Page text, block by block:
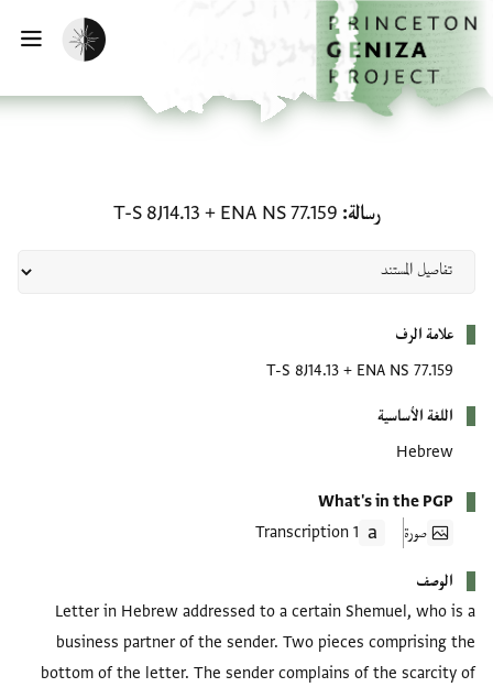
إلى المحتوى الرئيسي
الرئيسية
تفعيل الوضع المظلم
رسالة ENA NS 77.159
+
T-S 8J14.13
علامة الرف
ENA NS 77.159
+
T-S 8J14.13
اللغة الأساسية
Hebrew
What's in the PGP
صورة
1 Transcription
الوصف
Letter in Hebrew addressed to a certain Shemuel, who is a
business partner of the sender. Two pieces comprising the
bottom of the letter. The sender complains of the scarcity of